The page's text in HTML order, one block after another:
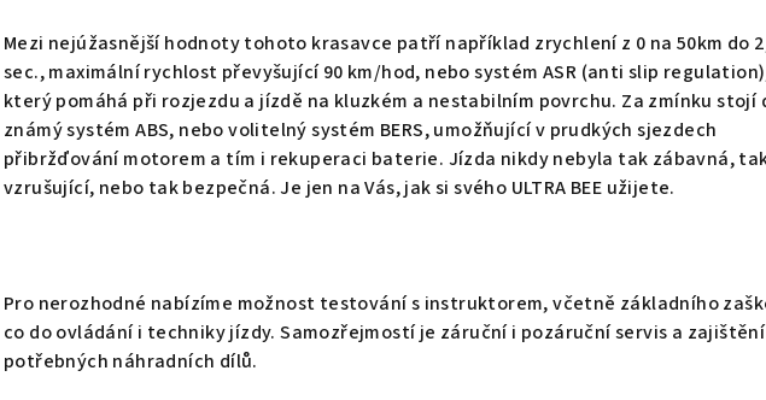
Mezi nejúžasnější hodnoty tohoto krasavce patří například zrychlení z 0 na 50km do
sec., maximální rychlost převyšující 90 km/hod, nebo systém ASR (anti slip
který pomáhá při rozjezdu a jízdě na kluzkém a nestabilním povrchu. Za zmínku stojí
známý systém ABS, nebo volitelný systém BERS, umožňující v prudkých sjezdech
přibržďování motorem a tím i rekuperaci baterie. Jízda nikdy nebyla tak zábavná,
vzrušující, nebo tak bezpečná. Je jen na Vás, jak si svého ULTRA BEE užijete.
Pro nerozhodné nabízíme možnost testování s instruktorem, včetně základního
co do ovládání i techniky jízdy. Samozřejmostí je záruční i pozáruční servis a zajištění
potřebných náhradních dílů.